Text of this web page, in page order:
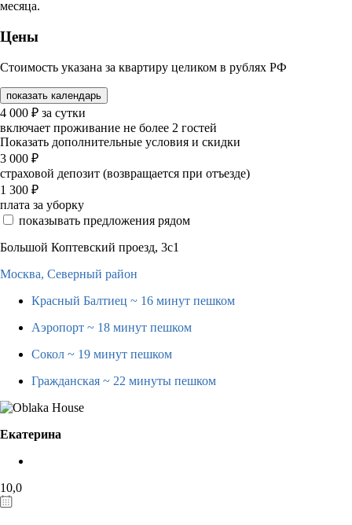
месяца.
Цены
Стоимость указана за квартиру целиком в рублях РФ
показать календарь
4 000 ₽ за сутки
включает проживание не более 2 гостей
Показать дополнительные условия и скидки
3 000 ₽
страховой депозит (возвращается при отъезде)
1 300 ₽
плата за уборку
показывать предложения рядом
Большой Коптевский проезд, 3с1
Москва, Северный район
Красный Балтиец ~ 16 минут пешком
Аэропорт ~ 18 минут пешком
Сокол ~ 19 минут пешком
Гражданская ~ 22 минуты пешком
Екатерина
10,0